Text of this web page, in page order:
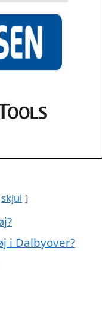
skjul
i Dalbyover?